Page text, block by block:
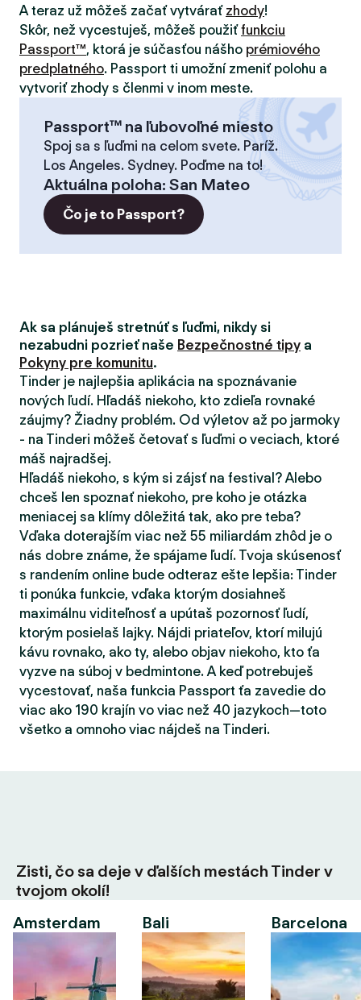
A teraz už môžeš začať vytvárať zhody!
Skôr, než vycestuješ, môžeš použiťfunkciu
Passport™, ktorá je súčasťou nášho prémiového
predplatného. Passport ti umožní zmeniť polohu a
vytvoriť zhody s členmi v inom meste.
Passport™ na ľubovoľné miesto
Spoj sa s ľuďmi na celom svete. Paríž.
Los Angeles. Sydney. Poďme na to!
Aktuálna poloha: San Mateo
Čo je to Passport?
Ak sa plánuješ stretnúť s ľuďmi, nikdy si
nezabudni pozrieť naše Bezpečnostné tipy a
Pokyny pre komunitu.
Tinder je najlepšia aplikácia na spoznávanie
nových ľudí. Hľadáš niekoho, kto zdieľa rovnaké
záujmy? Žiadny problém. Od výletov až po jarmoky
- na Tinderi môžeš četovať s ľuďmi o veciach, ktoré
máš najradšej.
Hľadáš niekoho, s kým si zájsť na festival? Alebo
chceš len spoznať niekoho, pre koho je otázka
meniacej sa klímy dôležitá tak, ako pre teba?
Vďaka doterajším viac než 55 miliardám zhôd je o
nás dobre známe, že spájame ľudí. Tvoja skúsenosť
s randením online bude odteraz ešte lepšia: Tinder
ti ponúka funkcie, vďaka ktorým dosiahneš
maximálnu viditeľnosť a upútaš pozornosť ľudí,
ktorým posielaš lajky. Nájdi priateľov, ktorí milujú
kávu rovnako, ako ty, alebo objav niekoho, kto ťa
vyzve na súboj v bedmintone. A keď potrebuješ
vycestovať, naša funkcia Passport ťa zavedie do
viac ako 190 krajín vo viac než 40 jazykoch—toto
všetko a omnoho viac nájdeš na Tinderi.
Zisti, čo sa deje v ďalších mestách Tinder v
tvojom okolí!
Amsterdam
Bali Barcelona